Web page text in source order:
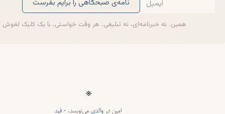
نامه‌ی صبحگاهی را برایم بفرست
همین. نه خبرنامه‌ای، نه تبلیغی. هر وقت خواستی، با یک کلیک
※
امین در والدی می‌نویسد. · فید